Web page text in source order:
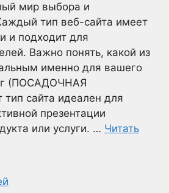
мир выбора и
тип веб-сайта имеет
и подходит для
Важно понять, какой из
именно для вашего
(ПОСАДОЧНАЯ
сайта идеален для
презентации
или услуги. … Читать